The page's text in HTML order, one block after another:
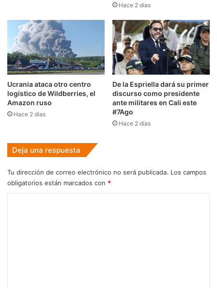
Hace 2 días
Ucrania ataca otro centro
logístico de Wildberries, el
Amazon ruso
Hace 2 días
De la Espriella dará su primer
discurso como presidente
ante militares en Cali este
#7Ago
Hace 2 días
Deja una respuesta
Tu dirección de correo electrónico no será publicada. Los campos
obligatorios están marcados con *